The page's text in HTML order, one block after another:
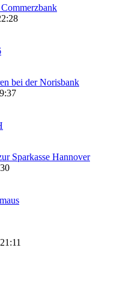
bei der Norisbank
Sparkasse Hannover